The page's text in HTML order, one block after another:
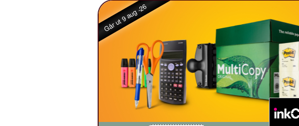
Går ut 9 aug -26